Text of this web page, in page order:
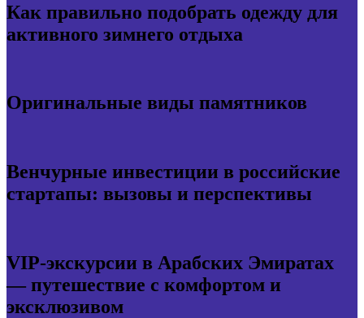
Как правильно подобрать одежду для
активного зимнего отдыха
Оригинальные виды памятников
Венчурные инвестиции в российские
стартапы: вызовы и перспективы
VIP-экскурсии в Арабских Эмиратах
— путешествие с комфортом и
эксклюзивом